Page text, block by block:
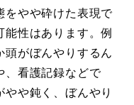
をやや砕けた表現で
性はあります。例
頭がぼんやりするん
、看護記録などで
やや鈍く、ぼんやり